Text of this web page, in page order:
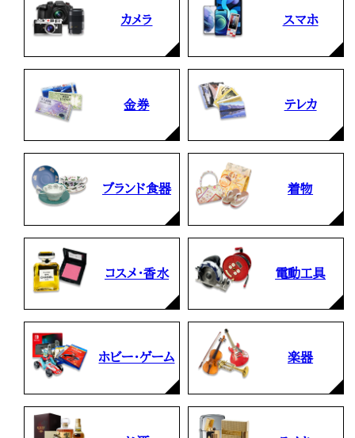
カメラ スマホ
金券 テレカ
ブランド食器 着物
コスメ・香水 電動工具
ホビー・ゲーム 楽器